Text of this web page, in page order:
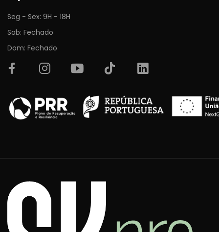
Seg - Sex: 9H - 18H
Sab: Fechado
Dom: Fechado